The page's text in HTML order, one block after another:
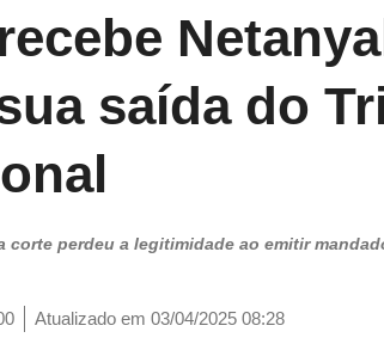
saída do
corte perdeu a legitimidade ao emitir
Atualizado em 03/04/2025 08:28